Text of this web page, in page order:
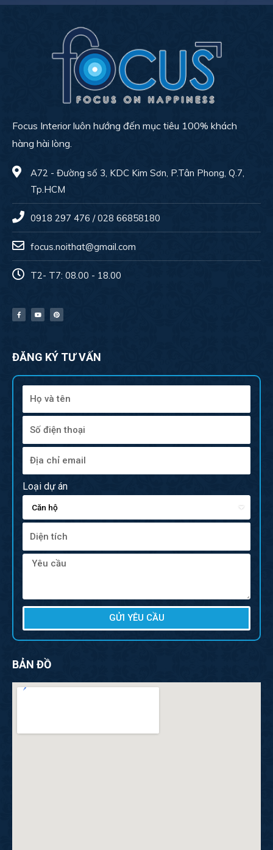
Focus Interior luôn hướng đến mục tiêu 100% khách
hàng hài lòng.
A72 - Đường số 3, KDC Kim Sơn, P.Tân Phong, Q.7,
Tp.HCM
0918 297 476 / 028 66858180
focus.noithat@gmail.com
T2- T7: 08.00 - 18.00
ĐĂNG KÝ TƯ VẤN
Loại dự án
GỬI YÊU CẦU
BẢN ĐỒ